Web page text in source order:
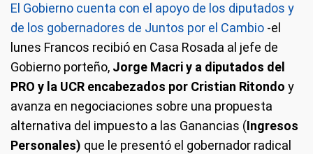
El Gobierno cuenta con el apoyo de los diputados y
de los gobernadores de Juntos por el Cambio -el
lunes Francos recibió en Casa Rosada al jefe de
Gobierno porteño, Jorge Macri y a diputados del
PRO y la UCR encabezados por Cristian Ritondo y
avanza en negociaciones sobre una propuesta
alternativa del impuesto a las Ganancias (Ingresos
Personales) que le presentó el gobernador radical